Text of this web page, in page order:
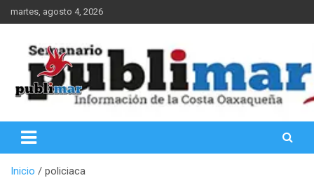
al
martes, agosto 4, 2026
PubliMar
Inicio policiaca